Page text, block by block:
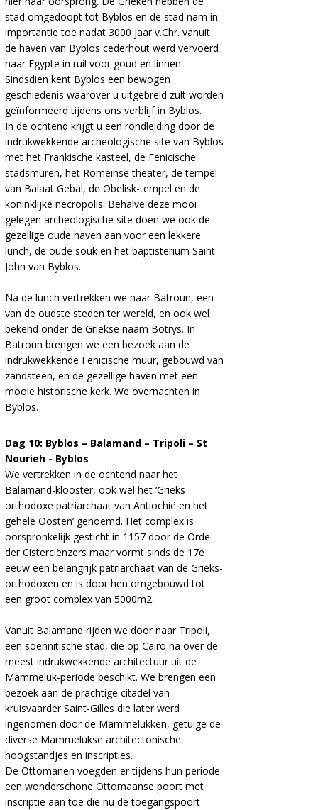
stad omgedoopt tot Byblos en de stad nam in
importantie toe nadat 3000 jaar v.Chr. vanuit
de haven van Byblos cederhout werd vervoerd
naar Egypte in ruil voor goud en linnen.
Sindsdien kent Byblos een bewogen
geschiedenis waarover u uitgebreid zult worden
geïnformeerd tijdens ons verblijf in Byblos.
In de ochtend krijgt u een rondleiding door de
indrukwekkende archeologische site van Byblos
met het Frankische kasteel, de Fenicische
stadsmuren, het Romeinse theater, de tempel
van Balaat Gebal, de Obelisk-tempel en de
koninklijke necropolis. Behalve deze mooi
gelegen archeologische site doen we ook de
gezellige oude haven aan voor een lekkere
lunch, de oude souk en het baptisterium Saint
John van Byblos.
Na de lunch vertrekken we naar Batroun, een
van de oudste steden ter wereld, en ook wel
bekend onder de Griekse naam Botrys. In
Batroun brengen we een bezoek aan de
indrukwekkende Fenicische muur, gebouwd van
zandsteen, en de gezellige haven met een
mooie historische kerk. We overnachten in
Byblos.
Dag 10: Byblos – Balamand – Tripoli – St
Nourieh - Byblos
We vertrekken in de ochtend naar het
Balamand-klooster, ook wel het ‘Grieks
orthodoxe patriarchaat van Antiochië en het
gehele Oosten’ genoemd. Het complex is
oorspronkelijk gesticht in 1157 door de Orde
der Cisterciënzers maar vormt sinds de 17e
eeuw een belangrijk patriarchaat van de Grieks-
orthodoxen en is door hen omgebouwd tot
een groot complex van 5000m2.
Vanuit Balamand rijden we door naar Tripoli,
een soennitische stad, die op Cairo na over de
meest indrukwekkende architectuur uit de
Mammeluk-periode beschikt. We brengen een
bezoek aan de prachtige citadel van
kruisvaarder Saint-Gilles die later werd
ingenomen door de Mammelukken, getuige de
diverse Mammelukse architectonische
hoogstandjes en inscripties.
De Ottomanen voegden er tijdens hun periode
een wonderschone Ottomaanse poort met
inscriptie aan toe die nu de toegangspoort